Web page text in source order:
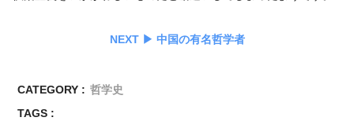
NEXT ▶︎ 中国の有名哲学者
CATEGORY : 哲学史
TAGS :